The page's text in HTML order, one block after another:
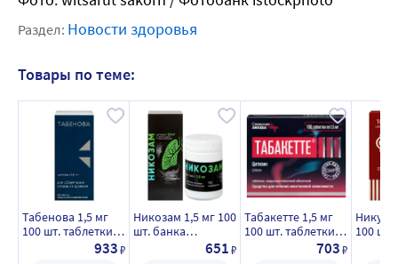
Раздел: Новости здоровья
Товары по теме:
Табенова 1,5 мг
100 шт. таблетки,
933₽
Никозам 1,5 мг 100
шт. банка
651₽
Табакетте 1,5 мг
100 шт. таблетки,
703₽
100 шт.